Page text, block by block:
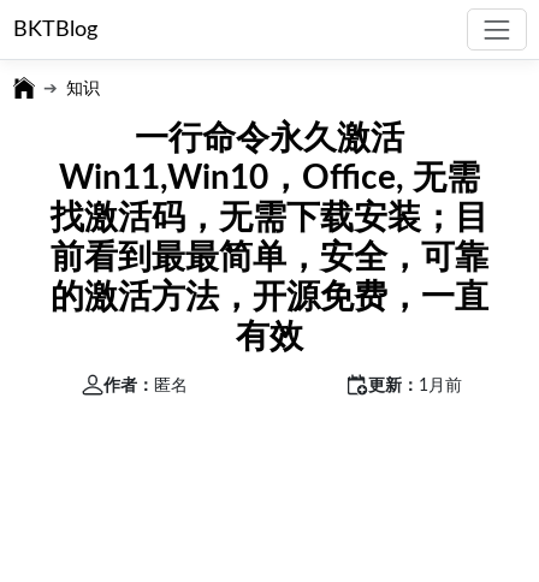
BKTBlog
知识
一行命令永久激活
Win11,Win10，Office, 无需
找激活码，无需下载安装；目
前看到最最简单，安全，可靠
的激活方法，开源免费，一直
有效
作者： 匿名 更新： 1月前